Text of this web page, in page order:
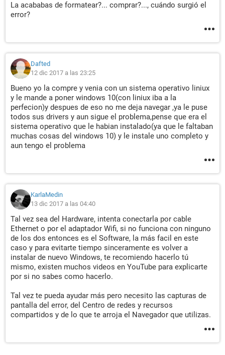
La acababas de formatear?... comprar?..., cuándo surgió el
error?
Dafted
12 dic 2017 a las 23:25
Bueno yo la compre y venia con un sistema operativo liniux
y le mande a poner windows 10(con liniux iba a la
perfecion)y despues de eso no me deja navegar ,ya le puse
todos sus drivers y aun sigue el problema,pense que era el
sistema operativo que le habian instalado(ya que le faltaban
muchas cosas del windows 10) y le instale uno completo y
aun tengo el problema
KarlaMedin
13 dic 2017 a las 04:40
Tal vez sea del Hardware, intenta conectarla por cable
Ethernet o por el adaptador Wifi, si no funciona con ninguno
de los dos entonces es el Software, la más facil en este
caso y para evitarte tiempo sinceramente es volver a
instalar de nuevo Windows, te recomiendo hacerlo tú
mismo, existen muchos videos en YouTube para explicarte
por si no sabes como hacerlo.
Tal vez te pueda ayudar más pero necesito las capturas de
pantalla del error, del Centro de redes y recursos
compartidos y de lo que te arroja el Navegador que utilizas.